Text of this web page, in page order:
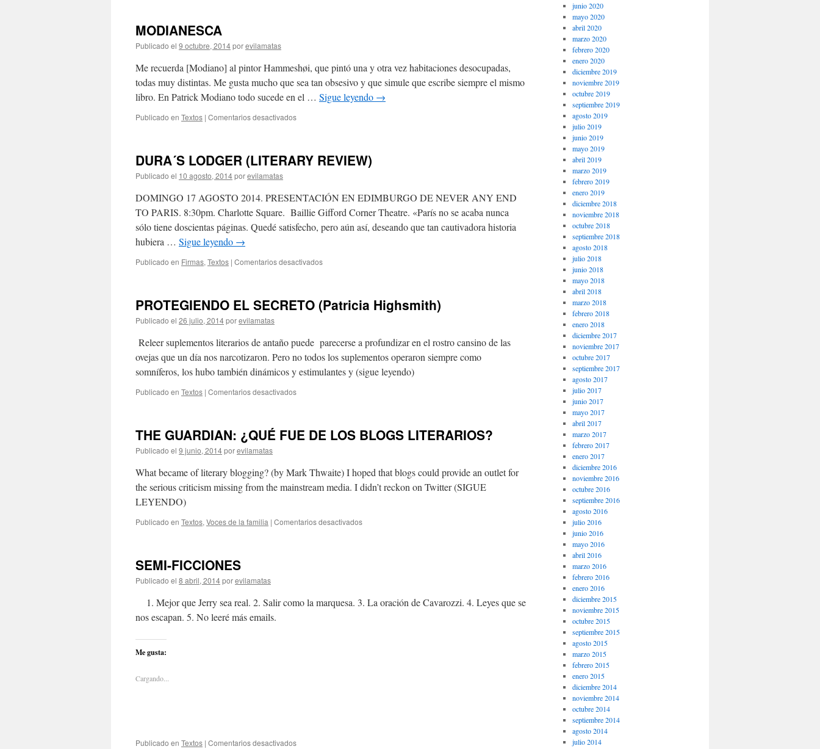
MODIANESCA
Publicado el 9 octubre, 2014porevilamatas
Me recuerda [Modiano] al pintor Hammeshøi, que pintó una y otra vez habitaciones desocupadas,
todas muy distintas. Me gusta mucho que sea tan obsesivo y que simule que escribe siempre el mismo
libro. En Patrick Modiano todo sucede en el … Sigue leyendo →
Publicado en Textos | Comentarios desactivados
DURA´S LODGER (LITERARY REVIEW)
Publicado el 10 agosto, 2014porevilamatas
DOMINGO 17 AGOSTO 2014. PRESENTACIÓN EN EDIMBURGO DE NEVER ANY END
TO PARIS. 8:30pm. Charlotte Square. Baillie Gifford Corner Theatre. «París no se acaba nunca
sólo tiene doscientas páginas. Quedé satisfecho, pero aún así, deseando que tan cautivadora historia
hubiera … Sigue leyendo →
Publicado en Firmas, Textos | Comentarios desactivados
PROTEGIENDO EL SECRETO (Patricia Highsmith)
Publicado el 26 julio, 2014porevilamatas
Releer suplementos literarios de antaño puede parecerse a profundizar en el rostro cansino de las
ovejas que un día nos narcotizaron. Pero no todos los suplementos operaron siempre como
somníferos, los hubo también dinámicos y estimulantes y (sigue leyendo)
Publicado en Textos | Comentarios desactivados
THE GUARDIAN: ¿QUÉ FUE DE LOS BLOGS LITERARIOS?
Publicado el 9 junio, 2014porevilamatas
What became of literary blogging? (by Mark Thwaite) I hoped that blogs could provide an outlet for
the serious criticism missing from the mainstream media. I didn’t reckon on Twitter (SIGUE
LEYENDO)
Publicado en Textos, Voces de la familia | Comentarios desactivados
SEMI-FICCIONES
Publicado el 8 abril, 2014porevilamatas
1. Mejor que Jerry sea real. 2. Salir como la marquesa. 3. La oración de Cavarozzi. 4. Leyes que se
nos escapan. 5. No leeré más emails.
Me gusta:
Cargando...
Publicado en Textos | Comentarios desactivados
junio 2020
mayo 2020
abril 2020
marzo 2020
febrero 2020
enero 2020
diciembre 2019
noviembre 2019
octubre 2019
septiembre 2019
agosto 2019
julio 2019
junio 2019
mayo 2019
abril 2019
marzo 2019
febrero 2019
enero 2019
diciembre 2018
noviembre 2018
octubre 2018
septiembre 2018
agosto 2018
julio 2018
junio 2018
mayo 2018
abril 2018
marzo 2018
febrero 2018
enero 2018
diciembre 2017
noviembre 2017
octubre 2017
septiembre 2017
agosto 2017
julio 2017
junio 2017
mayo 2017
abril 2017
marzo 2017
febrero 2017
enero 2017
diciembre 2016
noviembre 2016
octubre 2016
septiembre 2016
agosto 2016
julio 2016
junio 2016
mayo 2016
abril 2016
marzo 2016
febrero 2016
enero 2016
diciembre 2015
noviembre 2015
octubre 2015
septiembre 2015
agosto 2015
marzo 2015
febrero 2015
enero 2015
diciembre 2014
noviembre 2014
octubre 2014
septiembre 2014
agosto 2014
julio 2014